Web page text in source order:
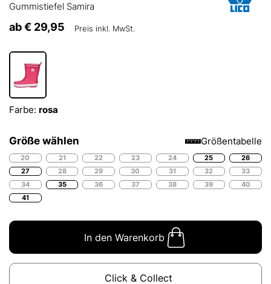
Gummistiefel Samira
ab€ 29,95 Preis inkl. MwSt.
Farbe: rosa
Größe wählen Größentabelle
20 21 22 23 24 25
26
27
28 29 30 31 32
33
34
35 36 37 38 39
40
41
In den Warenkorb
Click & Collect